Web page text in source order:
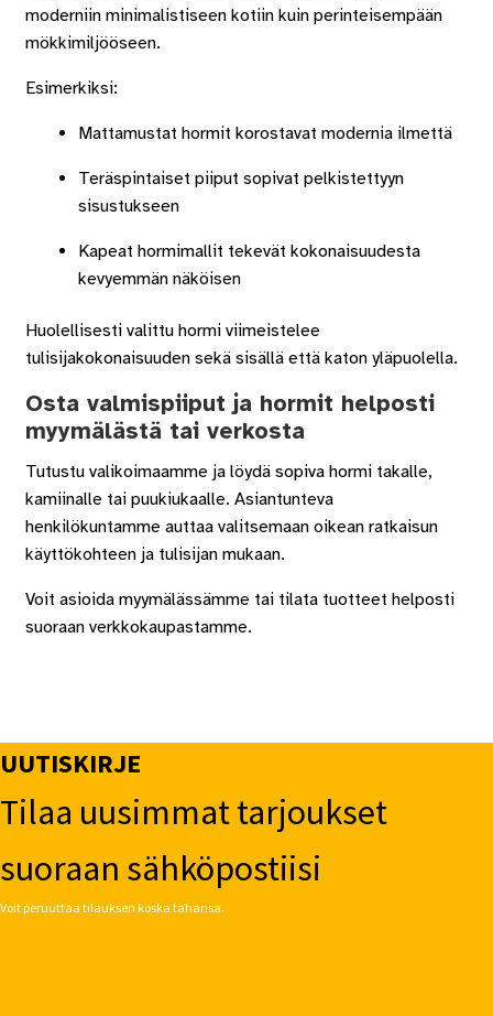
moderniin minimalistiseen kotiin kuin perinteisempään
mökkimiljööseen.
Esimerkiksi:
Mattamustat hormit korostavat modernia ilmettä
Teräspintaiset piiput sopivat pelkistettyyn
sisustukseen
Kapeat hormimallit tekevät kokonaisuudesta
kevyemmän näköisen
Huolellisesti valittu hormi viimeistelee
tulisijakokonaisuuden sekä sisällä että katon yläpuolella.
Osta valmispiiput ja hormit helposti
myymälästä tai verkosta
Tutustu valikoimaamme ja löydä sopiva hormi takalle,
kamiinalle tai puukiukaalle. Asiantunteva
henkilökuntamme auttaa valitsemaan oikean ratkaisun
käyttökohteen ja tulisijan mukaan.
Voit asioida myymälässämme tai tilata tuotteet helposti
suoraan verkkokaupastamme.
UUTISKIRJE
Tilaa uusimmat tarjoukset
suoraan sähköpostiisi
Voit peruuttaa tilauksen koska tahansa.